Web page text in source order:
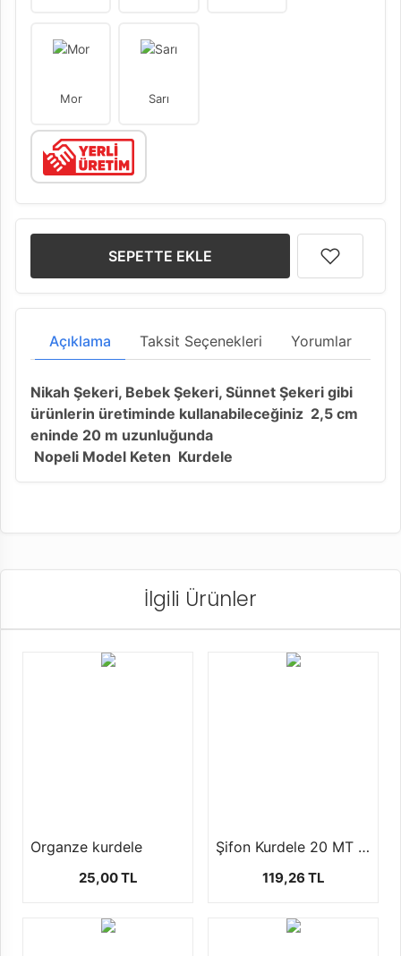
Mor Sarı
SEPETTE EKLE
Açıklama Taksit Seçenekleri Yorumlar
Nikah Şekeri, Bebek Şekeri, Sünnet Şekeri gibi
ürünlerin üretiminde kullanabileceğiniz 2,5 cm
eninde 20 m uzunluğunda
Nopeli Model Keten Kurdele
İlgili Ürünler
Organze kurdele
25,00 TL
Şifon Kurdele 20 MT 2 Farklı Boyutta
119,26 TL